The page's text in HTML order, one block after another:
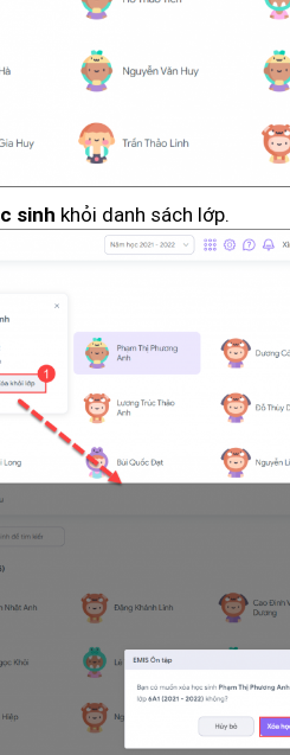
sinh khỏi danh sách lớp.